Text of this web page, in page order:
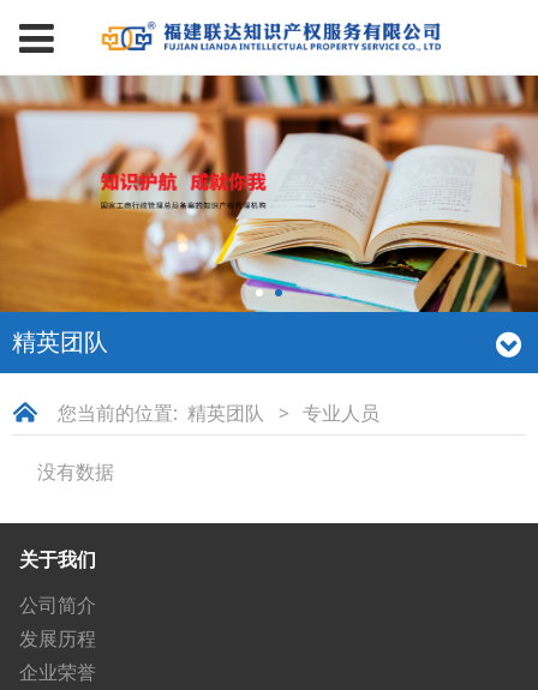
精英团队
您当前的位置: 精英团队 > 专业人员
没有数据
关于我们
公司简介
发展历程
企业荣誉